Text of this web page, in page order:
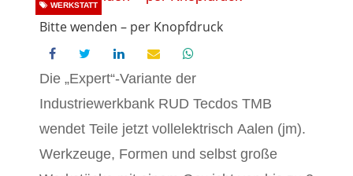
Bitte wenden – per Knopfdruck
WERKSTATT
Die „Expert“-Variante der
Industriewerkbank RUD Tecdos TMB
wendet Teile jetzt vollelektrisch Aalen (jm).
Werkzeuge, Formen und selbst große